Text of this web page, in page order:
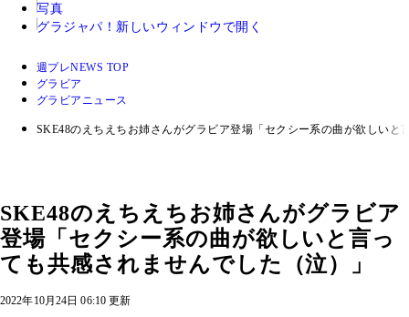
写真
グラジャパ！ 新しいウィンドウで開く
週プレNEWS TOP
グラビア
グラビアニュース
SKE48のえちえちお姉さんがグラビア登場「セクシー系の曲が欲しいと
SKE48のえちえちお姉さんがグラビア
登場「セクシー系の曲が欲しいと言っ
ても共感されませんでした（泣）」
2022年10月24日 06:10 更新